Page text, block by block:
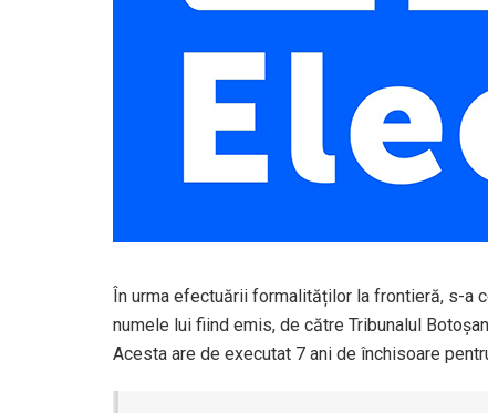
În urma efectuării formalităților la frontieră, s-a
numele lui fiind emis, de către Tribunalul
Acesta are de executat 7 ani de închisoare